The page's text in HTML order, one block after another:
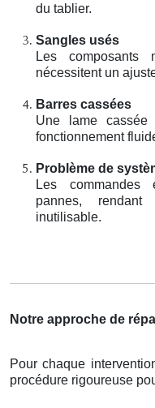
du tablier.
Sangles usés
Les composants
nécessitent un
Barres cassées
Une lame
fonctionnement
Problème de
Les commandes
pannes,
inutilisable.
Notre approche de
Pour chaque
procédure rigoureuse